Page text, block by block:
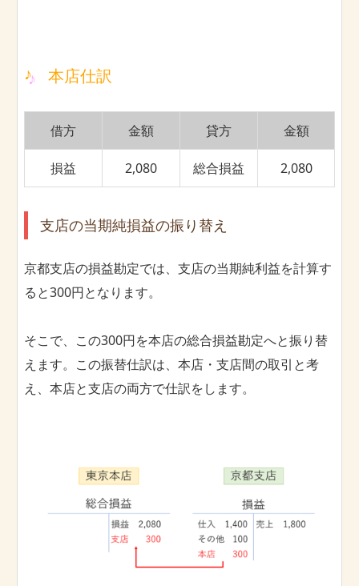
本店仕訳
借方 金額 貸方 金額
損益 2,080 総合損益 2,080
支店の当期純損益の振り替え
京都支店の損益勘定では、支店の当期純利益を計算す
ると300円となります。
そこで、この300円を本店の総合損益勘定へと振り替
えます。この振替仕訳は、本店・支店間の取引と考
え、本店と支店の両方で仕訳をします。